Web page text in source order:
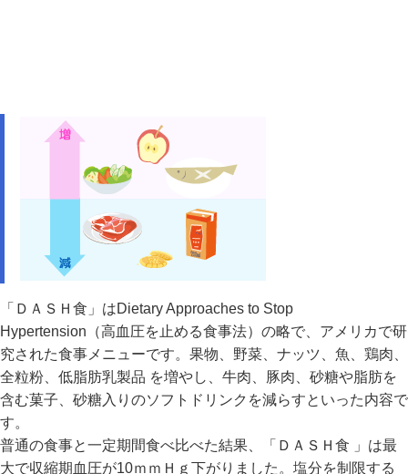
「ＤＡＳＨ食」はDietary Approaches to Stop
Hypertension（高血圧を止める食事法）の略で、アメリカで研
究された食事メニューです。果物、野菜、ナッツ、魚、鶏肉、
全粒粉、低脂肪乳製品 を増やし、牛肉、豚肉、砂糖や脂肪を
含む菓子、砂糖入りのソフトドリンクを減らすといった内容で
す。
普通の食事と一定期間食べ比べた結果、「ＤＡＳＨ食 」は最
大で収縮期血圧が10ｍｍＨｇ下がりました。塩分を制限する